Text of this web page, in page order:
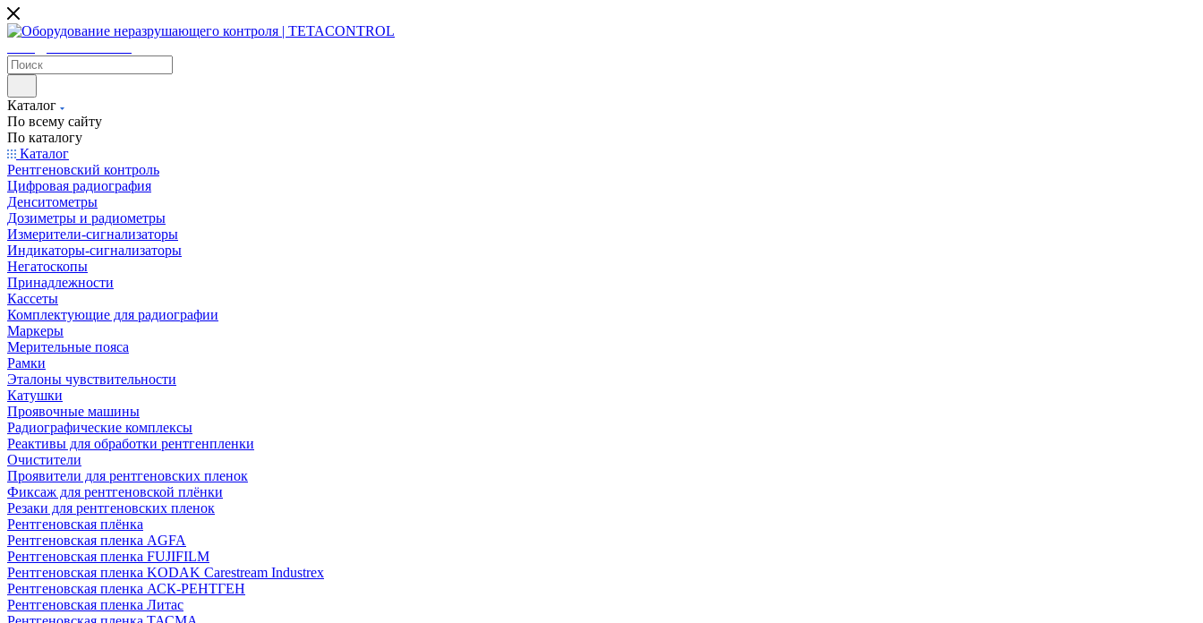
Каталог
По всему сайту
По каталогу
Каталог
Рентгеновский контроль
Цифровая радиография
Денситометры
Дозиметры и радиометры
Измерители-сигнализаторы
Индикаторы-сигнализаторы
Негатоскопы
Принадлежности
Кассеты
Комплектующие для радиографии
Маркеры
Мерительные пояса
Рамки
Эталоны чувствительности
Катушки
Проявочные машины
Радиографические комплексы
Реактивы для обработки рентгенпленки
Очистители
Проявители для рентгеновских пленок
Фиксаж для рентгеновской плёнки
Резаки для рентгеновских пленок
Рентгеновская плёнка
Рентгеновская пленка AGFA
Рентгеновская пленка FUJIFILM
Рентгеновская пленка KODAK Carestream Industrex
Рентгеновская пленка АСК-РЕНТГЕН
Рентгеновская пленка Литас